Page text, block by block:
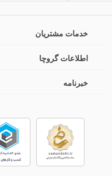
خدمات مشتریان
اطلاعات گروچا
خبرنامه